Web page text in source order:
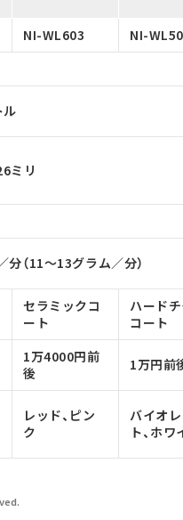
NI-WL603
NI-
ル
ミリ
（11～13グラム／分）
セラミックコ
ート
ハード
コート
1万4000円前
後
1万円前
レッド、ピン
ク
バイオ
ト、ホワ